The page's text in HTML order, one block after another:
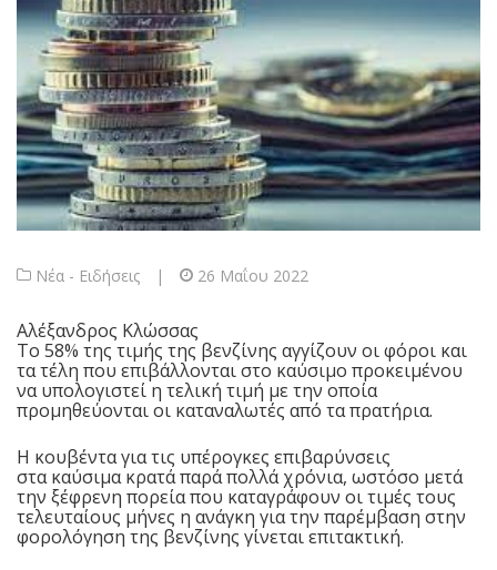
Νέα - Ειδήσεις | 26 Μαΐου 2022
Αλέξανδρος Κλώσσας
Το 58% της τιμής της βενζίνης αγγίζουν οι φόροι και
τα τέλη που επιβάλλονται στο καύσιμο προκειμένου
να υπολογιστεί η τελική τιμή με την οποία
προμηθεύονται οι καταναλωτές από τα πρατήρια.
Η κουβέντα για τις υπέρογκες επιβαρύνσεις
στακαύσιμακρατά παρά πολλά χρόνια, ωστόσο μετά
την ξέφρενη πορεία που καταγράφουν οι τιμές τους
τελευταίους μήνες η ανάγκη για την παρέμβαση στην
φορολόγηση της βενζίνης γίνεται επιτακτική.